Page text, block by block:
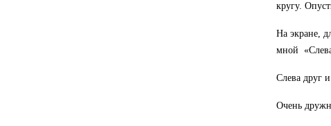
кругу.
На экране,
мной
Слева друг
Очень